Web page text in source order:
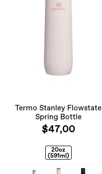
Termo Stanley Flowstate
Spring Bottle
$47,00
20oz
(591ml)